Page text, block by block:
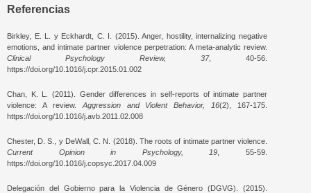
Referencias
Birkley, E. L. y Eckhardt, C. I. (2015). Anger, hostility, internalizing negative
emotions, and intimate partner violence perpetration: A meta-analytic review.
Clinical Psychology Review, 37, 40-56.
https://doi.org/10.1016/j.cpr.2015.01.002
Chan, K. L. (2011). Gender differences in self-reports of intimate partner
violence: A review. Aggression and Violent Behavior, 16(2), 167-175.
https://doi.org/10.1016/j.avb.2011.02.008
Chester, D. S., y DeWall, C. N. (2018). The roots of intimate partner violence.
Current Opinion in Psychology, 19 , 55-59.
https://doi.org/10.1016/j.copsyc.2017.04.009
Delegación del Gobierno para la Violencia de Género (DGVG). (2015).